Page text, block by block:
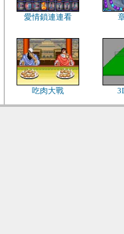
愛情鎖連連看
吃肉大戰